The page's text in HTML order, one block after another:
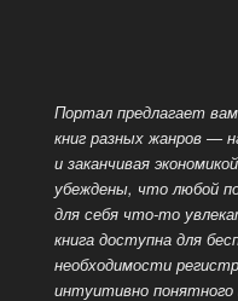
Портал предлагает
книг разных жанров —
и заканчивая
убеждены, что любой
для себя что-то
книга доступна для
необходимости
интуитивно понятного